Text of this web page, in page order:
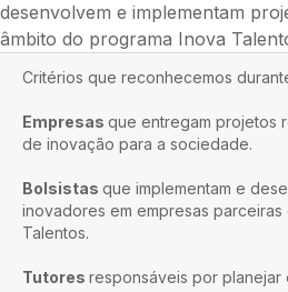
desenvolvem e implementam
âmbito do programa Inova
Critérios que reconhecemos
Empresas que entregam projetos
de inovação para a sociedade.
Bolsistas que implementam e
inovadores em empresas
Talentos.
Tutores responsáveis por planejar